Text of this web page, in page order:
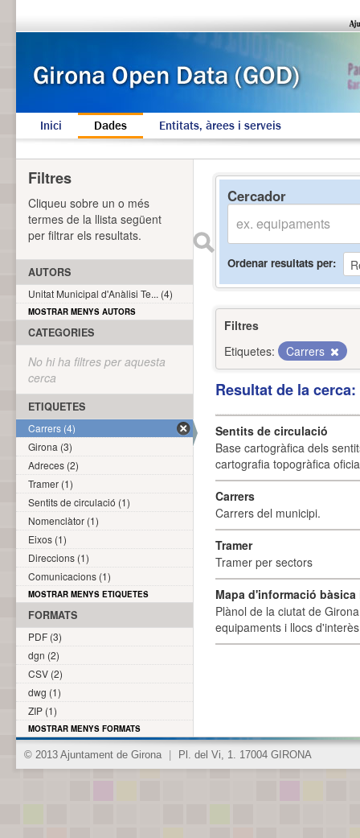
Inici Dades Entitats, àrees i serveis
Cercador
Ordenar resultats per
Filtres
Etiquetes:
Carrers
Resultat de la
Sentits de circulació
Base cartogràfica dels
cartografia topogràfica
Carrers
Carrers del municipi.
Tramer
Tramer per sectors
Mapa d'informació
Plànol de la ciutat de
equipaments i llocs
Filtres
Cliqueu sobre un o més
termes de la llista següent
per filtrar els resultats.
AUTORS
Unitat Municipal d'Anàlisi Te... (4)
MOSTRAR MENYS AUTORS
CATEGORIES
No hi ha filtres per aquesta
cerca
ETIQUETES
Carrers (4)
Girona (3)
Adreces (2)
Tramer (1)
Sentits de circulació (1)
Nomenclàtor (1)
Eixos (1)
Direccions (1)
Comunicacions (1)
MOSTRAR MENYS ETIQUETES
FORMATS
PDF (3)
dgn (2)
CSV (2)
dwg (1)
ZIP (1)
MOSTRAR MENYS FORMATS
© 2013 Ajuntament de Girona Pl. del Vi, 1. 17004 GIRONA